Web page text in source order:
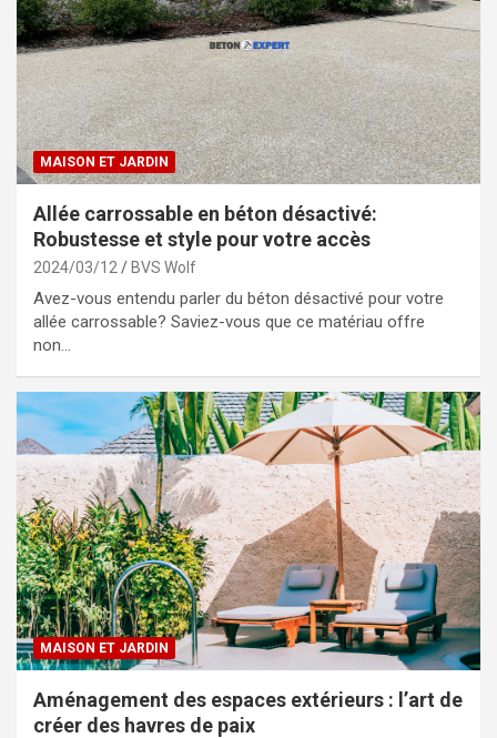
MAISON ET JARDIN
Allée carrossable en béton désactivé:
Robustesse et style pour votre accès
2024/03/12 BVS Wolf
Avez-vous entendu parler du béton désactivé pour votre
allée carrossable? Saviez-vous que ce matériau offre
non…
MAISON ET JARDIN
Aménagement des espaces extérieurs : l’art de
créer des havres de paix